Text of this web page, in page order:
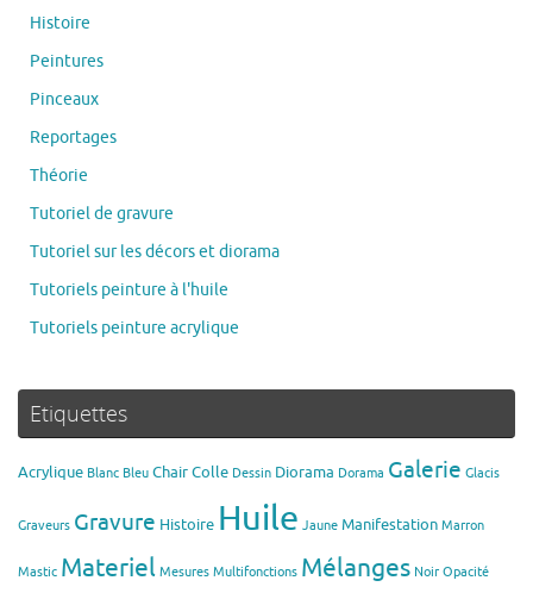
Histoire
Peintures
Pinceaux
Reportages
Théorie
Tutoriel de gravure
Tutoriel sur les décors et diorama
Tutoriels peinture à l'huile
Tutoriels peinture acrylique
Etiquettes
Acrylique Blanc Bleu ChairColle Dessin Diorama Dorama Galerie Glacis
Graveurs Gravure Histoire Huile Jaune Manifestation Marron
Mastic Materiel Mesures Multifonctions Mélanges Noir Opacité